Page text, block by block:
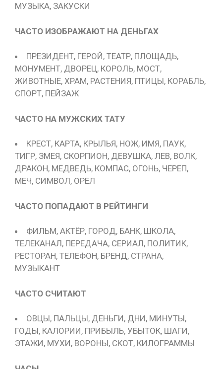
МУЗЫКА, ЗАКУСКИ
ЧАСТО ИЗОБРАЖАЮТ НА ДЕНЬГАХ
ПРЕЗИДЕНТ, ГЕРОЙ, ТЕАТР, ПЛОЩАДЬ,
МОНУМЕНТ, ДВОРЕЦ, КОРОЛЬ, МОСТ,
ЖИВОТНЫЕ, ХРАМ, РАСТЕНИЯ, ПТИЦЫ, КОРАБЛЬ,
СПОРТ, ПЕЙЗАЖ
ЧАСТО НА МУЖСКИХ ТАТУ
КРЕСТ, КАРТА, КРЫЛЬЯ, НОЖ, ИМЯ, ПАУК,
ТИГР, ЗМЕЯ, СКОРПИОН, ДЕВУШКА, ЛЕВ, ВОЛК,
ДРАКОН, МЕДВЕДЬ, КОМПАС, ОГОНЬ, ЧЕРЕП,
МЕЧ, СИМВОЛ, ОРЁЛ
ЧАСТО ПОПАДАЮТ В РЕЙТИНГИ
ФИЛЬМ, АКТЁР, ГОРОД, БАНК, ШКОЛА,
ТЕЛЕКАНАЛ, ПЕРЕДАЧА, СЕРИАЛ, ПОЛИТИК,
РЕСТОРАН, ТЕЛЕФОН, БРЕНД, СТРАНА,
МУЗЫКАНТ
ЧАСТО СЧИТАЮТ
ОВЦЫ, ПАЛЬЦЫ, ДЕНЬГИ, ДНИ, МИНУТЫ,
ГОДЫ, КАЛОРИИ, ПРИБЫЛЬ, УБЫТОК, ШАГИ,
ЭТАЖИ, МУХИ, ВОРОНЫ, СКОТ, КИЛОГРАММЫ